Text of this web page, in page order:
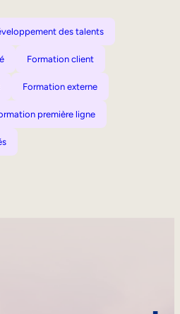
des talents
Formation client
Formation externe
première ligne